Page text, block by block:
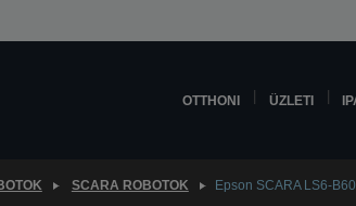
OTTHONI ÜZLETI
SCARA ROBOTOK Epson SCARA LS6-